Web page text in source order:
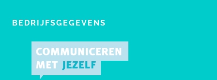
BEDRIJFSGEGEVENS